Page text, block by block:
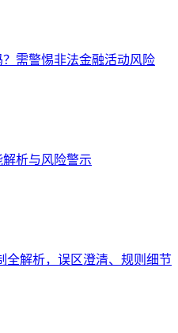
需警惕非法金融活动风险
解析与风险警示
全解析，误区澄清、规则细节